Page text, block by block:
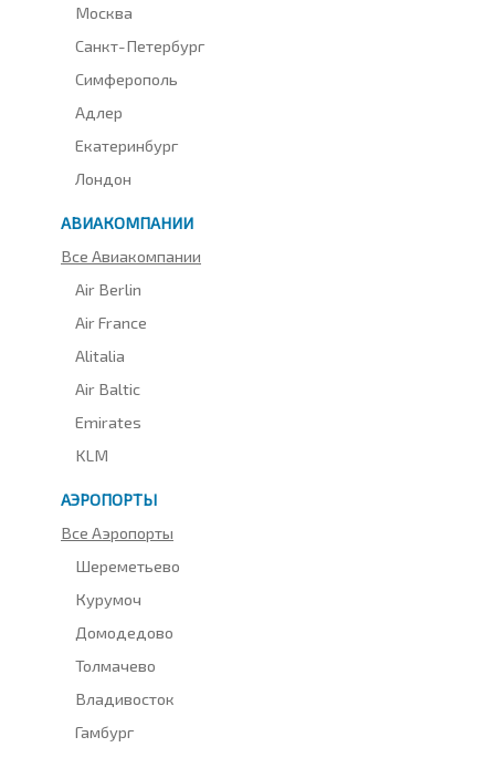
Москва
Санкт-Петербург
Симферополь
Адлер
Екатеринбург
Лондон
АВИАКОМПАНИИ
Все Авиакомпании
Air Berlin
Air France
Alitalia
Air Baltic
Emirates
KLM
АЭРОПОРТЫ
Все Аэропорты
Шереметьево
Курумоч
Домодедово
Толмачево
Владивосток
Гамбург